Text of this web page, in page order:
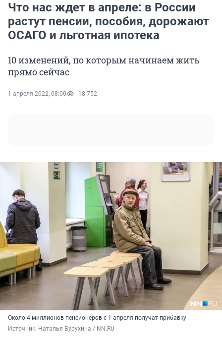
Что нас ждет в апреле: в России
растут пенсии, пособия, дорожают
ОСАГО и льготная ипотека
10 изменений, по которым начинаем жить
прямо сейчас
1 апреля 2022, 08:00 18 752
Около 4 миллионов пенсионеров с 1 апреля получат прибавку
Источник: Наталья Бурухина / NN.RU